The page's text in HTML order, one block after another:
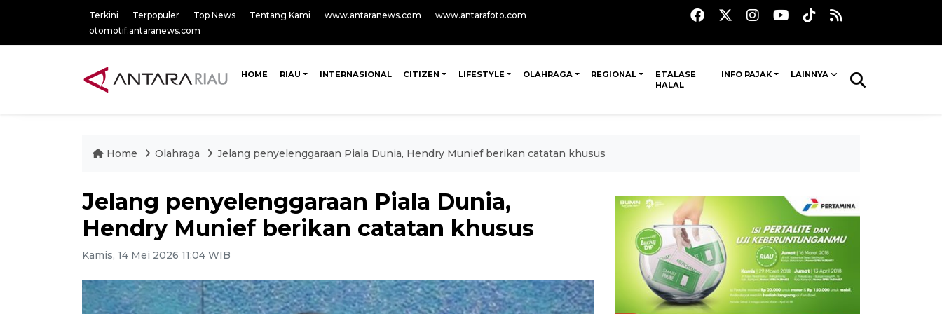
Terkini Terpopuler Top News Tentang Kami www.antaranews.com
www.antarafoto.com
otomotif.antaranews.com
HOME RIAU INTERNASIONAL CITIZEN LIFESTYLE OLAHRAGA REGIONAL
ETALASE
HALAL
INFO PAJAK LAINNYA
Home Olahraga Jelang penyelenggaraan Piala Dunia, Hendry Munief berikan catatan khusus
Jelang penyelenggaraan Piala Dunia,
Hendry Munief berikan catatan khusus
Kamis, 14 Mei 2026 11:04 WIB